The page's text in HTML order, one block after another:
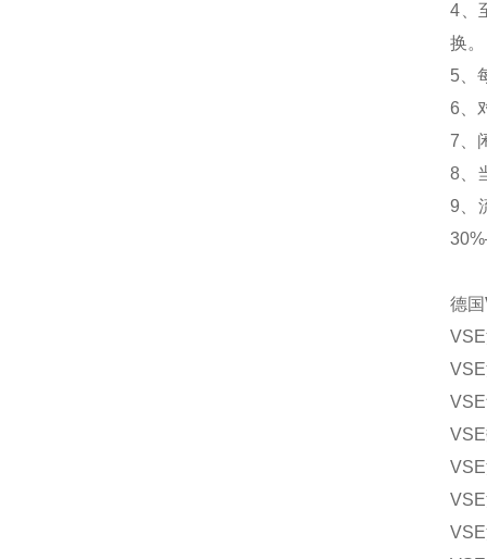
4、
换
5、
6、
7、
8、
9、
德国